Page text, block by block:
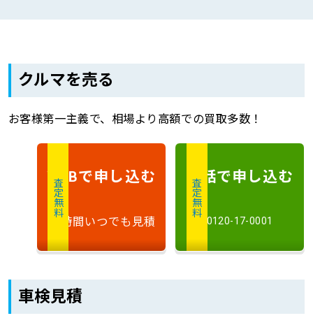
クルマを売る
お客様第一主義で、相場より高額での買取多数！
査定無料
WEBで申し込む
24時間いつでも見積
査定無料
電話で申し込む
0120-17-0001
車検見積